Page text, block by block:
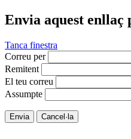
Envia aquest enllaç
Tanca finestra
Correu per
Remitent
El teu correu
Assumpte
Envia Cancel·la